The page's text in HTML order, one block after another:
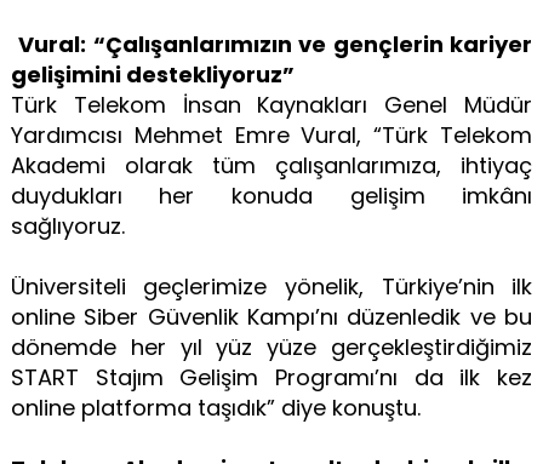
Vural: “Çalışanlarımızın ve gençlerin kariyer
gelişimini destekliyoruz”
Türk Telekom İnsan Kaynakları Genel Müdür
Yardımcısı Mehmet Emre Vural, “Türk Telekom
Akademi olarak tüm çalışanlarımıza, ihtiyaç
duydukları her konuda gelişim imkânı
sağlıyoruz.
Üniversiteli geçlerimize yönelik, Türkiye’nin ilk
online Siber Güvenlik Kampı’nı düzenledik ve bu
dönemde her yıl yüz yüze gerçekleştirdiğimiz
START Stajım Gelişim Programı’nı da ilk kez
online platforma taşıdık” diye konuştu.